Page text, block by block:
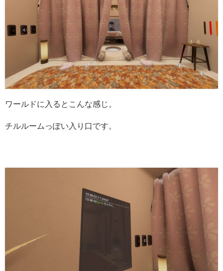
ワールドに入るとこんな感じ。
チルルームっぽい入り口です。